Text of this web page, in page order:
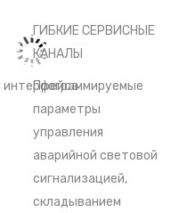
интерфейса
ГИБКИЕ СЕРВИСНЫЕ
КАНАЛЫ
Программируемые
параметры
управления
аварийной световой
сигнализацией,
складыванием